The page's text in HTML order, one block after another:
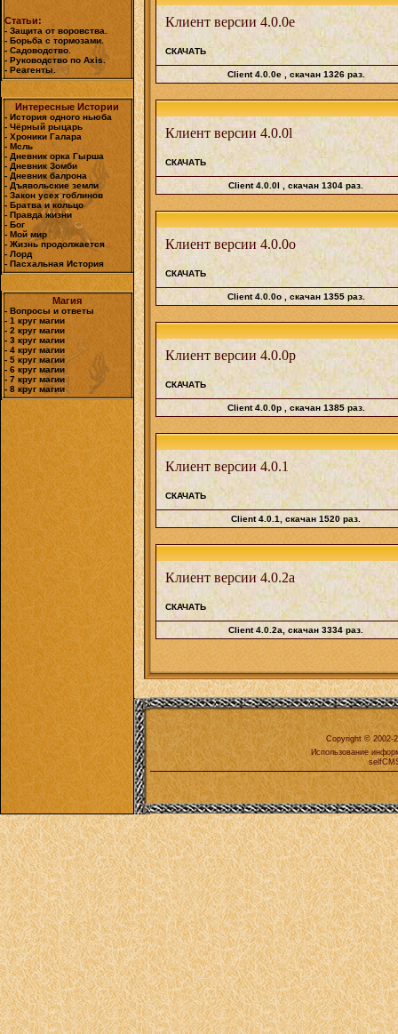
Статьи:
- Защита от воровства.
- Борьба с тормозами.
- Садоводство.
- Руководство по Axis.
- Реагенты.
Интересные Истории
- История одного ньюба
- Чёрный рыцарь
- Хроники Галара
- Мсль
- Дневник орка Гырша
- Дневник Зомби
- Дневник балрона
- Дъявольские земли
- Закон усех гоблинов
- Братва и кольцо
- Правда жизни
- Бог
- Мой мир
- Жизнь продолжается
- Лорд
- Пасхальная История
Магия
- Вопросы и ответы
- 1 круг магии
- 2 круг магии
- 3 круг магии
- 4 круг магии
- 5 круг магии
- 6 круг магии
- 7 круг магии
- 8 круг магии
Клиент версии 4.0.0e
СКАЧАТЬ
Client 4.0.0e , скачан 1326 раз.
Клиент версии 4.0.0l
СКАЧАТЬ
Client 4.0.0l , скачан 1304 раз.
Клиент версии 4.0.0o
СКАЧАТЬ
Client 4.0.0o , скачан 1355 раз.
Клиент версии 4.0.0p
СКАЧАТЬ
Client 4.0.0p , скачан 1385 раз.
Клиент версии 4.0.1
СКАЧАТЬ
Client 4.0.1 , скачан 1520 раз.
Клиент версии 4.0.2a
СКАЧАТЬ
Client 4.0.2a , скачан 3334 раз.
Copyright © 2002-
Использование